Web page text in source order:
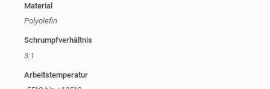
Material
Polyolefin
Schrumpfverhältnis
3:1
Arbeitstemperatur